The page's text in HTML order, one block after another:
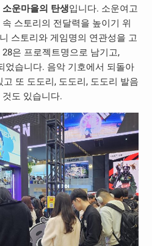
소운마을의 탄생입니다. 소운여고
스토리의 전달력을 높이기 위
스토리와 게임명의 연관성을 고
은 프로젝트명으로 남기고,
었습니다. 음악 기호에서 되돌아
고 또 도도리, 도도리, 도도리 발음
도 있습니다.